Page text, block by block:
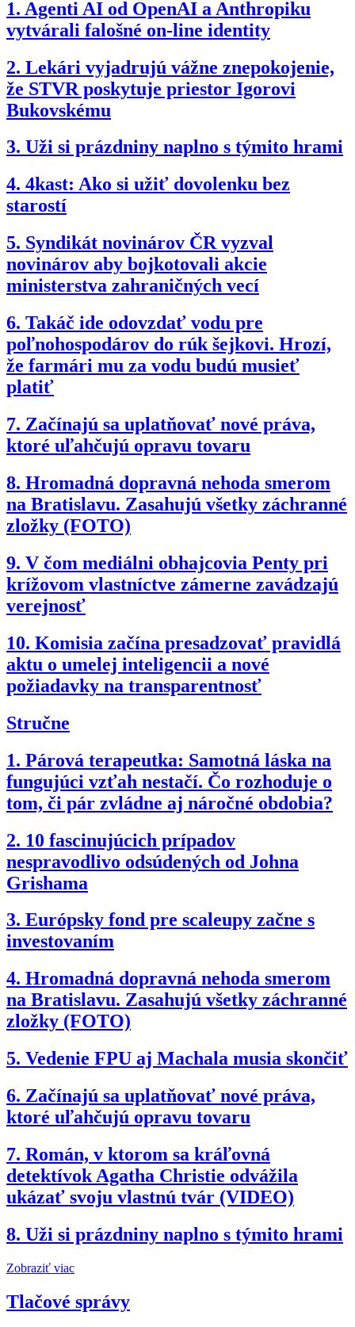
1. Agenti AI od OpenAI a Anthropiku
vytvárali falošné on-line identity
2. Lekári vyjadrujú vážne znepokojenie,
že STVR poskytuje priestor Igorovi
Bukovskému
3. Uži si prázdniny naplno s týmito hrami
4. 4kast: Ako si užiť dovolenku bez
starostí
5. Syndikát novinárov ČR vyzval
novinárov aby bojkotovali akcie
ministerstva zahraničných vecí
6. Takáč ide odovzdať vodu pre
poľnohospodárov do rúk šejkovi. Hrozí,
že farmári mu za vodu budú musieť
platiť
7. Začínajú sa uplatňovať nové práva,
ktoré uľahčujú opravu tovaru
8. Hromadná dopravná nehoda smerom
na Bratislavu. Zasahujú všetky záchranné
zložky (FOTO)
9. V čom mediálni obhajcovia Penty pri
krížovom vlastníctve zámerne zavádzajú
verejnosť
10. Komisia začína presadzovať pravidlá
aktu o umelej inteligencii a nové
požiadavky na transparentnosť
Stručne
1. Párová terapeutka: Samotná láska na
fungujúci vzťah nestačí. Čo rozhoduje o
tom, či pár zvládne aj náročné obdobia?
2. 10 fascinujúcich prípadov
nespravodlivo odsúdených od Johna
Grishama
3. Európsky fond pre scaleupy začne s
investovaním
4. Hromadná dopravná nehoda smerom
na Bratislavu. Zasahujú všetky záchranné
zložky (FOTO)
5. Vedenie FPU aj Machala musia skončiť
6. Začínajú sa uplatňovať nové práva,
ktoré uľahčujú opravu tovaru
7. Román, v ktorom sa kráľovná
detektívok Agatha Christie odvážila
ukázať svoju vlastnú tvár (VIDEO)
8. Uži si prázdniny naplno s týmito hrami
Zobraziť viac
Tlačové správy